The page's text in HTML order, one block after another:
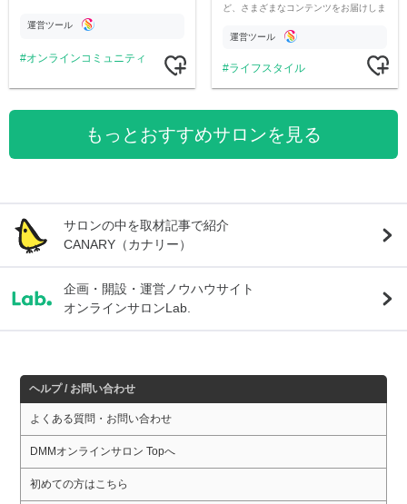
公開。
運営ツール
オンラインコミュニティ
ど、さまざまなコンテンツをお届けしま
運営ツール
ライフスタイル
もっとおすすめサロンを見る
サロンの中を取材記事で紹介
CANARY（カナリー）
企画・開設・運営ノウハウサイト
オンラインサロンLab.
ヘルプ / お問い合わせ
よくある質問・お問い合わせ
DMMオンラインサロン Topへ
初めての方はこちら